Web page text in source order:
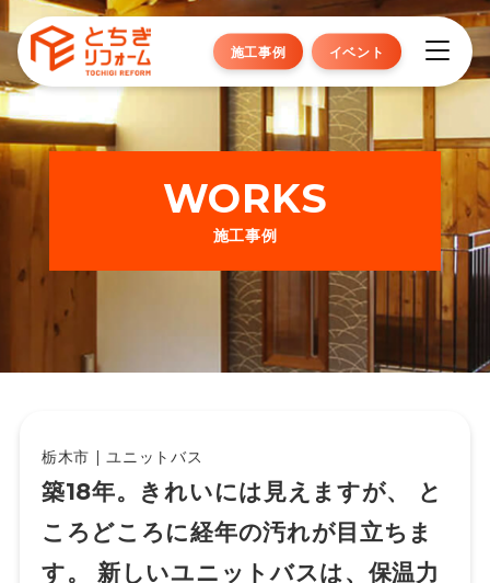
施工事例 イベント
WORKS
施工事例
栃木市 | ユニットバス
築18年。きれいには見えますが、 と
ころどころに経年の汚れが目立ちま
す。 新しいユニットバスは、保温力